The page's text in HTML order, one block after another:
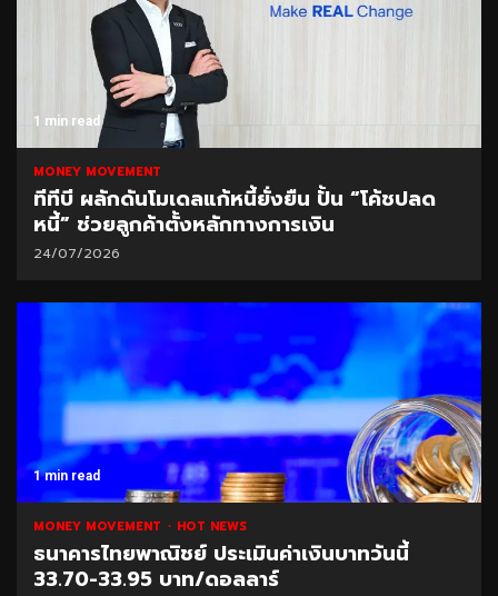
1 min read
MONEY MOVEMENT
ทีทีบี ผลักดันโมเดลแก้หนี้ยั่งยืน ปั้น “โค้ชปลด
หนี้” ช่วยลูกค้าตั้งหลักทางการเงิน
24/07/2026
1 min read
MONEY MOVEMENT HOT NEWS
ธนาคารไทยพาณิชย์ ประเมินค่าเงินบาทวันนี้
33.70-33.95 บาท/ดอลลาร์